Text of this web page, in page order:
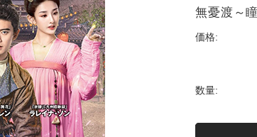
無憂渡～
価格:
数量: